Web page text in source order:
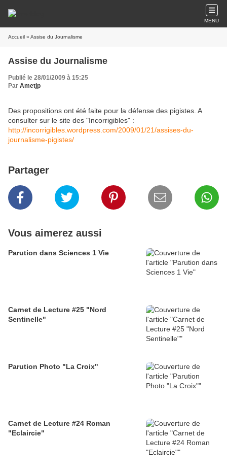
MENU
Accueil » Assise du Journalisme
Assise du Journalisme
Publié le 28/01/2009 à 15:25
Par Ametjp
Des propositions ont été faite pour la défense des pigistes. A
consulter sur le site des "Incorrigibles" :
http://incorrigibles.wordpress.com/2009/01/21/assises-du-
journalisme-pigistes/
Partager
Vous aimerez aussi
Parution dans Sciences 1 Vie
Carnet de Lecture #25 "Nord
Sentinelle"
Parution Photo "La Croix"
Carnet de Lecture #24 Roman
"Eclaircie"